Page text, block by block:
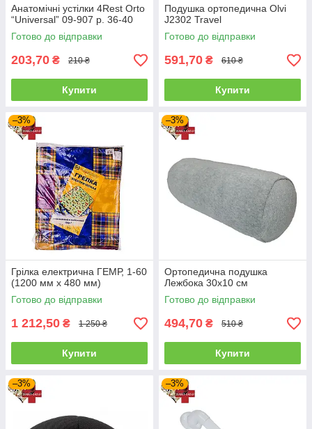
Анатомічні устілки 4Rest Orto
“Universal” 09-907 р. 36-40
Готово до відправки
203,70 ₴ 210 ₴
Купити
Подушка ортопедична Olvi
J2302 Travel
Готово до відправки
591,70 ₴ 610 ₴
Купити
–3%
Грілка електрична ГЕМР, 1-60
(1200 мм х 480 мм)
Готово до відправки
1 212,50 ₴ 1 250 ₴
Купити
–3%
Ортопедична подушка
Лежбока 30х10 см
Готово до відправки
494,70 ₴ 510 ₴
Купити
–3% –3%